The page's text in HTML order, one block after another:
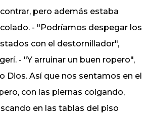
pero además estaba
- "Podríamos despegar los
con el destornillador",
- "Y arruinar un buen ropero",
Dios. Así que nos sentamos en el
con las piernas colgando,
en las tablas del piso